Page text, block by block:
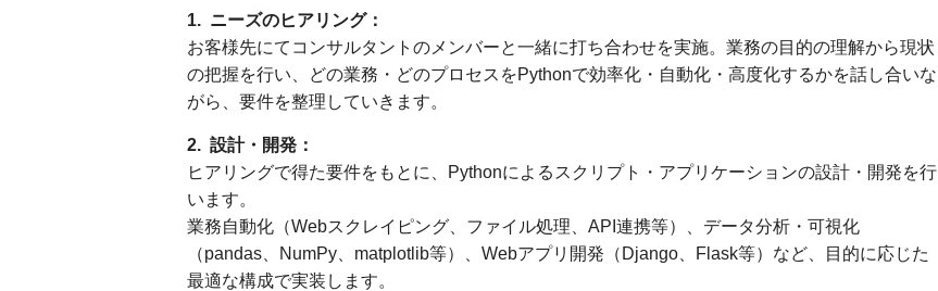
1. ニーズのヒアリング：
お客様先にてコンサルタントのメンバーと一緒に打ち合わせを実施。業務の目的の理解から現状
の把握を行い、どの業務・どのプロセスをPythonで効率化・自動化・高度化するかを話し合いな
がら、要件を整理していきます。
2. 設計・開発：
ヒアリングで得た要件をもとに、Pythonによるスクリプト・アプリケーションの設計・開発を行
います。
業務自動化（Webスクレイピング、ファイル処理、API連携等）、データ分析・可視化
（pandas、NumPy、matplotlib等）、Webアプリ開発（Django、Flask等）など、目的に応じた
最適な構成で実装します。